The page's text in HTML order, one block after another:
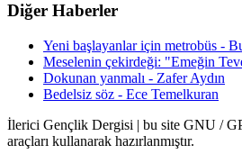
Diğer Haberler
Yeni başlayanlar için metrobüs -
Meselenin çekirdeği: "Emeğin
Dokunan yanmalı - Zafer Aydın
Bedelsiz söz - Ece Temelkuran
İlerici Gençlik Dergisi | bu site GNU /
araçları kullanarak hazırlanmıştır.